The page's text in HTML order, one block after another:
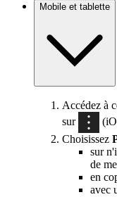
Mobile et tablette
Accédez à
sur
Choisissez
sur
de
en
avec